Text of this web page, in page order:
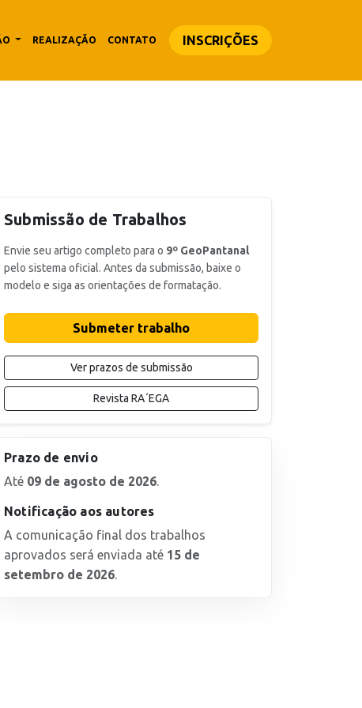
REALIZAÇÃO CONTATO INSCRIÇÕES
Submissão de Trabalhos
Envie seu artigo completo para o 9º GeoPantanal
pelo sistema oficial. Antes da submissão, baixe o
modelo e siga as orientações de formatação.
Submeter trabalho
Ver prazos de submissão
Revista RA´EGA
Prazo de envio
Até 09 de agosto de 2026.
Notificação aos autores
A comunicação final dos trabalhos
aprovados será enviada até 15 de
setembro de 2026.